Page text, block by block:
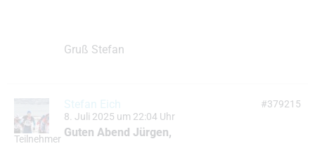
Gruß Stefan
Teilnehmer
Stefan Eich
8. Juli 2025 um 22:04 Uhr
#379215
Guten Abend Jürgen,